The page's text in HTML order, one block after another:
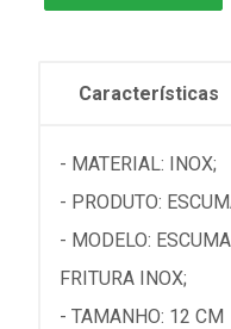
Características
- MATERIAL: INOX;
- PRODUTO:
- MODELO:
FRITURA INOX;
- TAMANHO: 12 CM